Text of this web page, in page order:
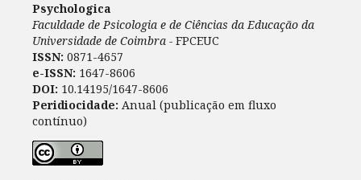
Psychologica
Faculdade de Psicologia e de Ciências da Educação da
Universidade de Coimbra - FPCEUC
ISSN: 0871-4657
e-ISSN: 1647-8606
DOI: 10.14195/1647-8606
Peridiocidade: Anual (publicação em fluxo
contínuo)